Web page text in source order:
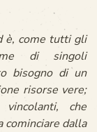
è, come tutti gli
di singoli
bisogno di un
risorse vere;
che
dalla